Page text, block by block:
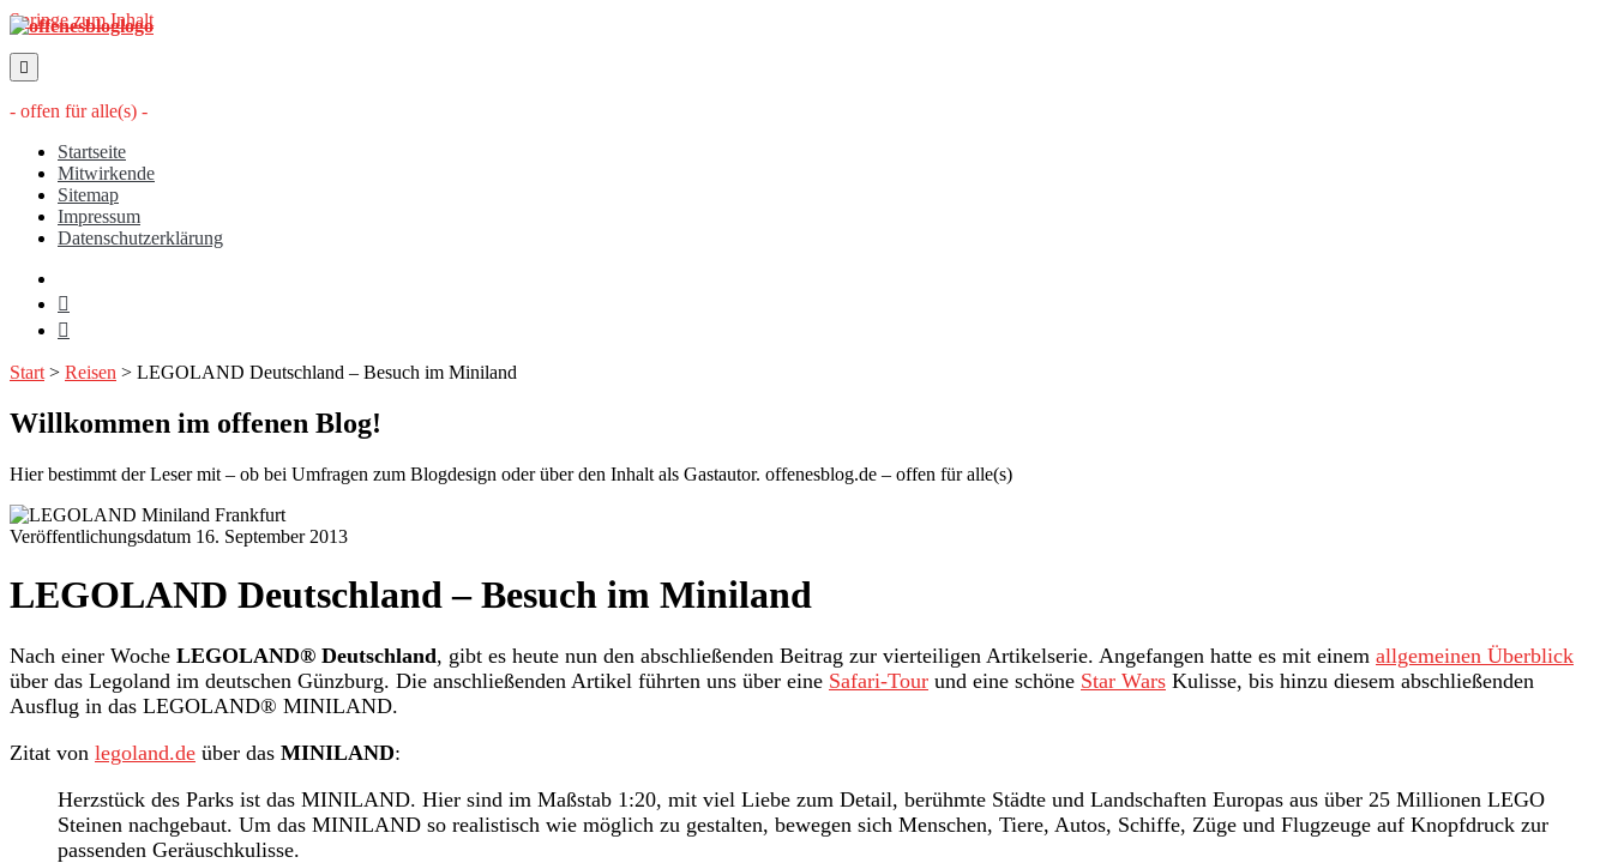
Springe zum Inhalt
offenesblog.de
- offen für alle(s) -
Startseite
Mitwirkende
Sitemap
Impressum
Datenschutzerklärung
Start > Reisen > LEGOLAND Deutschland – Besuch im Miniland
Willkommen im offenen Blog!
Hier bestimmt der Leser mit – ob bei Umfragen zum Blogdesign oder über den Inhalt als Gastautor. offenesblog.de – offen für alle(s)
Veröffentlichungsdatum 16. September 2013
LEGOLAND Deutschland – Besuch im Miniland
Nach einer Woche LEGOLAND® Deutschland, gibt es heute nun den abschließenden Beitrag zur vierteiligen Artikelserie. Angefangen hatte es mit einem allgemeinen Überblick
über das Legoland im deutschen Günzburg. Die anschließenden Artikel führten uns über eine Safari-Tour und eine schöne Star Wars Kulisse, bis hinzu diesem abschließenden
Ausflug in das LEGOLAND® MINILAND.
Zitat von legoland.de über das MINILAND:
Herzstück des Parks ist das MINILAND. Hier sind im Maßstab 1:20, mit viel Liebe zum Detail, berühmte Städte und Landschaften Europas aus über 25 Millionen LEGO
Steinen nachgebaut. Um das MINILAND so realistisch wie möglich zu gestalten, bewegen sich Menschen, Tiere, Autos, Schiffe, Züge und Flugzeuge auf Knopfdruck zur
passenden Geräuschkulisse.